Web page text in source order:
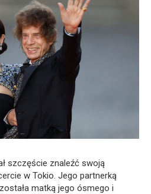
szczęście znaleźć swoją
w Tokio. Jego partnerką
matką jego ósmego i